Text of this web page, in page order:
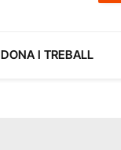
DONA I TREBALL